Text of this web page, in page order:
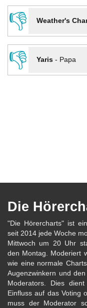
👎
Weather's
👎
Yaris- Papa
Die
"Die Hörercharts" ist
seit 2014 jede Woche
Mittwoch um 20 Uhr
den Montag. Moderiert
wie eine normale
Augenzwinkern und
Moderators. Dies
Einfluss auf das Voting
muss der Moderator